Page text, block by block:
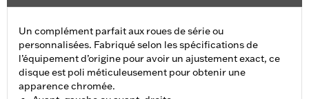
Un complément parfait aux roues de série ou
personnalisées. Fabriqué selon les spécifications de
l’équipement d’origine pour avoir un ajustement exact, ce
disque est poli méticuleusement pour obtenir une
apparence chromée.